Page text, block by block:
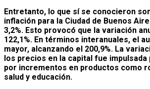
Entretanto, lo que sí se conocieron
inflación para la Ciudad de Buenos
3,2%. Esto provocó que la variación
122,1%. En términos interanuales, el
mayor, alcanzando el 200,9%. La
los precios en la capital fue
por incrementos en productos como
salud y educación.